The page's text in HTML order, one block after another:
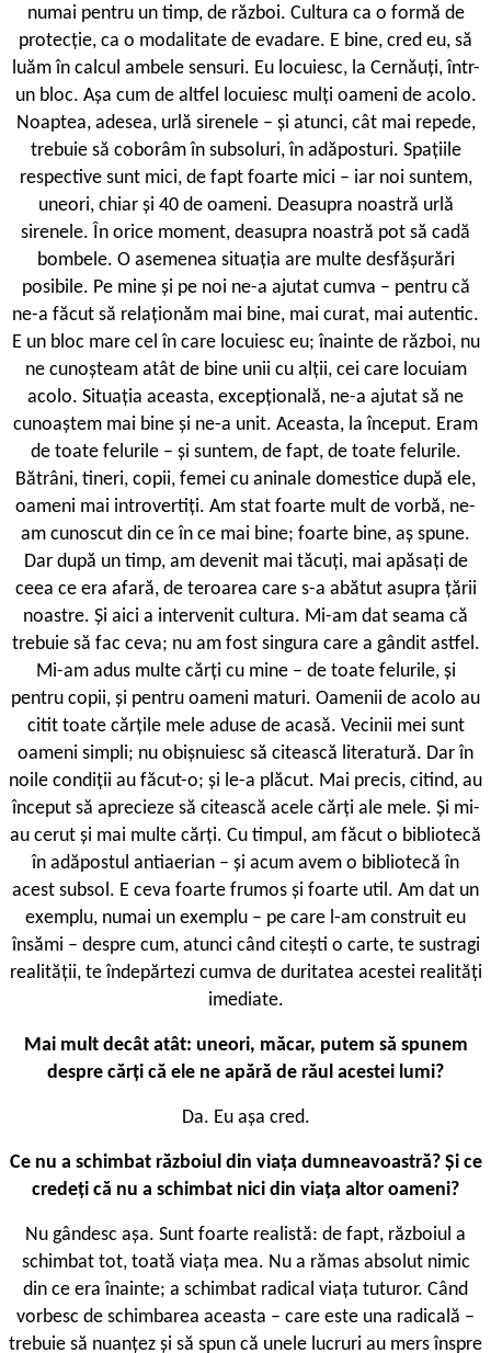
numai pentru un timp, de război. Cultura ca o formă de
protecție, ca o modalitate de evadare. E bine, cred eu, să
luăm în calcul ambele sensuri. Eu locuiesc, la Cernăuți, într-
un bloc. Așa cum de altfel locuiesc mulți oameni de acolo.
Noaptea, adesea, urlă sirenele – și atunci, cât mai repede,
trebuie să coborâm în subsoluri, în adăposturi. Spațiile
respective sunt mici, de fapt foarte mici – iar noi suntem,
uneori, chiar și 40 de oameni. Deasupra noastră urlă
sirenele. În orice moment, deasupra noastră pot să cadă
bombele. O asemenea situația are multe desfășurări
posibile. Pe mine și pe noi ne-a ajutat cumva – pentru că
ne-a făcut să relaționăm mai bine, mai curat, mai autentic.
E un bloc mare cel în care locuiesc eu; înainte de război, nu
ne cunoșteam atât de bine unii cu alții, cei care locuiam
acolo. Situația aceasta, excepțională, ne-a ajutat să ne
cunoaștem mai bine și ne-a unit. Aceasta, la început. Eram
de toate felurile – și suntem, de fapt, de toate felurile.
Bătrâni, tineri, copii, femei cu aninale domestice după ele,
oameni mai introvertiți. Am stat foarte mult de vorbă, ne-
am cunoscut din ce în ce mai bine; foarte bine, aș spune.
Dar după un timp, am devenit mai tăcuți, mai apăsați de
ceea ce era afară, de teroarea care s-a abătut asupra țării
noastre. Și aici a intervenit cultura. Mi-am dat seama că
trebuie să fac ceva; nu am fost singura care a gândit astfel.
Mi-am adus multe cărți cu mine – de toate felurile, și
pentru copii, și pentru oameni maturi. Oamenii de acolo au
citit toate cărțile mele aduse de acasă. Vecinii mei sunt
oameni simpli; nu obișnuiesc să citească literatură. Dar în
noile condiții au făcut-o; și le-a plăcut. Mai precis, citind, au
început să aprecieze să citească acele cărți ale mele. Și mi-
au cerut și mai multe cărți. Cu timpul, am făcut o bibliotecă
în adăpostul antiaerian – și acum avem o bibliotecă în
acest subsol. E ceva foarte frumos și foarte util. Am dat un
exemplu, numai un exemplu – pe care l-am construit eu
însămi – despre cum, atunci când citești o carte, te sustragi
realității, te îndepărtezi cumva de duritatea acestei realități
imediate.
Mai mult decât atât: uneori, măcar, putem să spunem
despre cărți că ele ne apără de răul acestei lumi?
Da. Eu așa cred.
Ce nu a schimbat războiul din viața dumneavoastră? Și ce
credeți că nu a schimbat nici din viața altor oameni?
Nu gândesc așa. Sunt foarte realistă: de fapt, războiul a
schimbat tot, toată viața mea. Nu a rămas absolut nimic
din ce era înainte; a schimbat radical viața tuturor. Când
vorbesc de schimbarea aceasta – care este una radicală –
trebuie să nuanțez și să spun că unele lucruri au mers înspre